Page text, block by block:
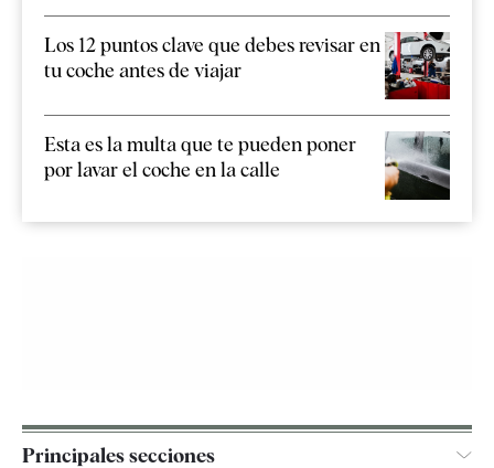
Los 12 puntos clave que debes revisar en
tu coche antes de viajar
Esta es la multa que te pueden poner
por lavar el coche en la calle
Principales secciones